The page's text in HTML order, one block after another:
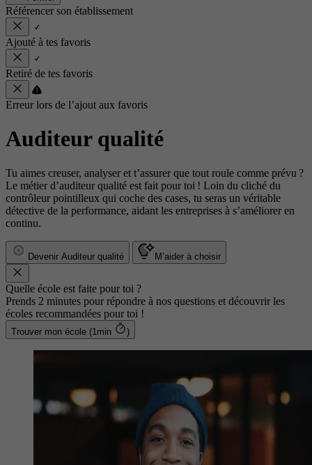
Référencer son établissement
Ajouté à tes favoris
Retiré de tes favoris
Erreur lors de l’ajout aux favoris
Auditeur qualité
Tu aimes creuser, analyser et t’assurer que tout roule comme prévu ?
Le métier d’auditeur qualité est fait pour toi ! Loin du cliché du
contrôleur pointilleux qui coche des cases, tu seras un véritable
détective de la performance, aidant les entreprises à s’améliorer en
continu.
Devenir Auditeur qualité M’aider à choisir
Quelle école est faite pour toi ?
Prends 2 minutes pour répondre à nos questions et découvrir les
écoles recommandées pour toi !
Trouver mon école (1min )